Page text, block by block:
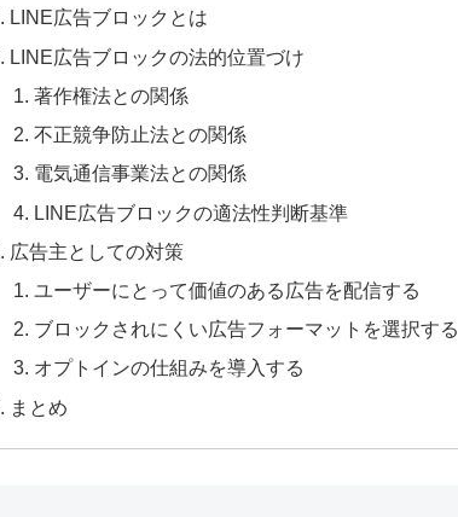
LINE広告ブロックとは
LINE広告ブロックの法的位置づけ
著作権法との関係
不正競争防止法との関係
電気通信事業法との関係
LINE広告ブロックの適法性判断基準
広告主としての対策
ユーザーにとって価値のある広告を配信する
ブロックされにくい広告フォーマットを選択する
オプトインの仕組みを導入する
まとめ